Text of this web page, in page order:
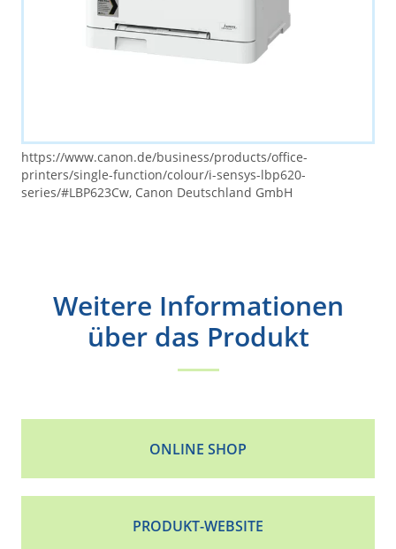
https://www.canon.de/business/products/office-
printers/single-function/colour/i-sensys-lbp620-
series/#LBP623Cw, Canon Deutschland GmbH
Weitere Informationen
über das Produkt
ONLINE SHOP
PRODUKT-WEBSITE